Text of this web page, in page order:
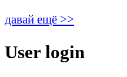
давай ещё >>
User login